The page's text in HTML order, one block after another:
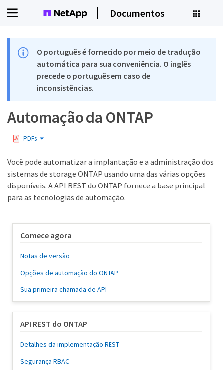
Documentos
O português é fornecido por meio de tradução
automática para sua conveniência. O inglês
precede o português em caso de
inconsistências.
Automação da ONTAP
PDFs
Você pode automatizar a implantação e a administração dos
sistemas de storage ONTAP usando uma das várias opções
disponíveis. A API REST do ONTAP fornece a base principal
para as tecnologias de automação.
Comece agora
Notas de versão
Opções de automação do ONTAP
Sua primeira chamada de API
API REST do ONTAP
Detalhes da implementação REST
Segurança RBAC